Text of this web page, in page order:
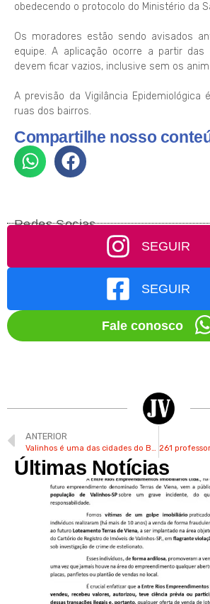
obedecendo o protocolo do Ministério da
Os moradores estão sendo avisados
equipe. A aplicação ocorre a partir
devem ficar vazios, inclusive sem os
A previsão da Vigilância Epidemiológica
ruas dos bairros.
Compartilhe nosso
Redes Socias
SEGUIR
SEGUIR
Fale conosco
ANTERIOR
Valinhos é uma das cidades do Brasil com risco de desastres naturais, aponta Cemaden
Últimas Notícias